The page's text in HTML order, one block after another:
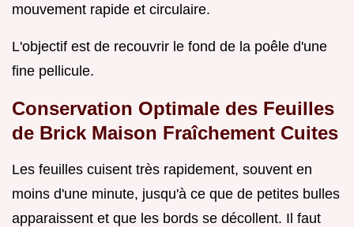
mouvement rapide et circulaire.
L'objectif est de recouvrir le fond de la poêle d'une
fine pellicule.
Conservation Optimale des Feuilles
de Brick Maison Fraîchement Cuites
Les feuilles cuisent très rapidement, souvent en
moins d'une minute, jusqu'à ce que de petites bulles
apparaissent et que les bords se décollent. Il faut